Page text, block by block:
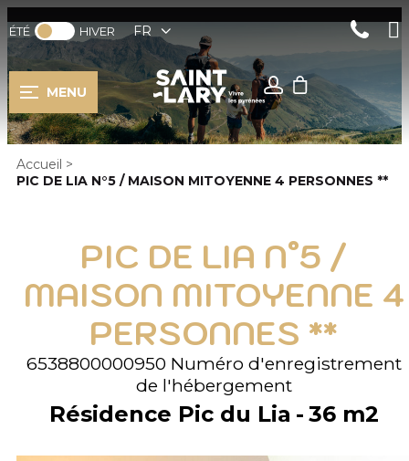
ÉTÉ HIVER FR
MENU
Accueil >
PIC DE LIA N°5 / MAISON MITOYENNE 4 PERSONNES **
PIC DE LIA N°5 /
MAISON MITOYENNE 4
PERSONNES **
6538800000950 Numéro d'enregistrement
de l'hébergement
Résidence Pic du Lia 36 m2